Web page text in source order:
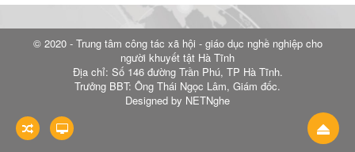
© 2020 - Trung tâm công tác xã hội - giáo dục nghề nghiệp cho
người khuyết tật Hà Tĩnh
Địa chỉ: Số 146 đường Trần Phú, TP Hà Tĩnh.
Trưởng BBT: Ông Thái Ngọc Lâm, Giám đốc.
Designed by NETNghe